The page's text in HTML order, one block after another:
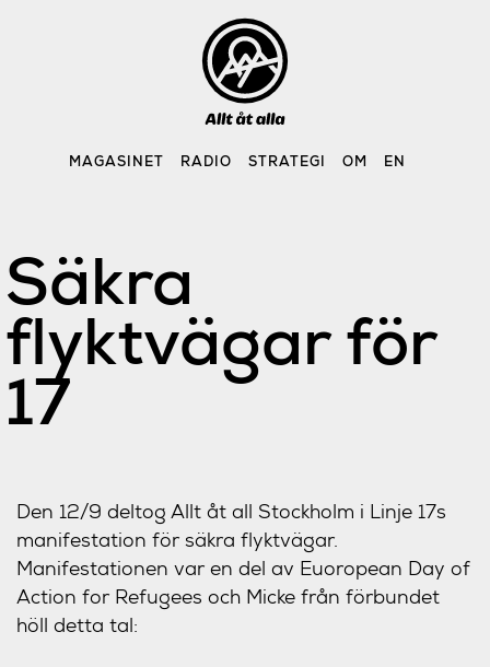
MAGASINET RADIO STRATEGI OM EN
Säkra
flyktvägar för
17
Den 12/9 deltog Allt åt all Stockholm i Linje 17s
manifestation för säkra flyktvägar.
Manifestationen var en del av Euoropean Day of
Action for Refugees och Micke från förbundet
höll detta tal: